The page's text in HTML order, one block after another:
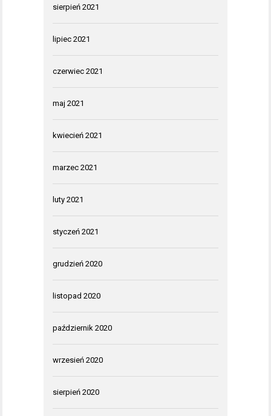
sierpień 2021
lipiec 2021
czerwiec 2021
maj 2021
kwiecień 2021
marzec 2021
luty 2021
styczeń 2021
grudzień 2020
listopad 2020
październik 2020
wrzesień 2020
sierpień 2020